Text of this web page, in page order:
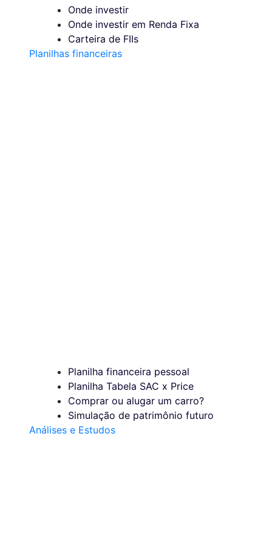
Onde investir
Onde investir em Renda Fixa
Carteira de FIIs
Planilhas financeiras
Planilha financeira pessoal
Planilha Tabela SAC x Price
Comprar ou alugar um carro?
Simulação de patrimônio futuro
Análises e Estudos